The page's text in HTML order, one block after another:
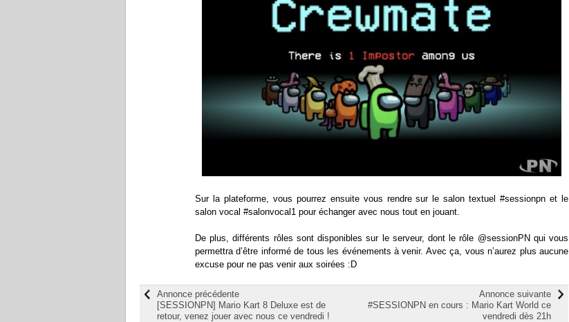
Sur la plateforme, vous pourrez ensuite vous rendre sur le salon textuel #sessionpn et le
salon vocal #salonvocal1 pour échanger avec nous tout en jouant.
De plus, différents rôles sont disponibles sur le serveur, dont le rôle @sessionPN qui vous
permettra d’être informé de tous les événements à venir. Avec ça, vous n’aurez plus aucune
excuse pour ne pas venir aux soirées :D
Annonce suivante
#SESSIONPN en cours : Mario Kart World ce
vendredi dès 21h
Annonce précédente
[SESSIONPN] Mario Kart 8 Deluxe est de
retour, venez jouer avec nous ce vendredi !